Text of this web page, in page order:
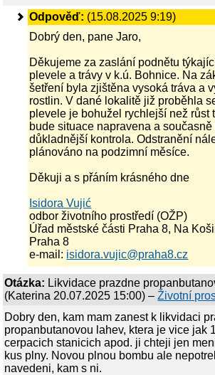
Odpověď: (15.08.2025 9:19)
Dobrý den, pane Jaro,
Děkujeme za zaslání podnětu
plevele a trávy v k.ú. Bohnice. Na
šetření byla zjištěna vysoká tráva a
rostlin. V dané lokalitě již proběhla
plevele je bohužel rychlejší než růst
bude situace napravena a
důkladnější kontrola. Odstranění
plánováno na podzimní měsíce.
Děkuji a s přáním krásného dne
Isidora Vujić
odbor životního prostředí (OŽP)
Úřad městské části Praha 8, Na
Praha 8
e-mail: isidora.vujic@praha8.cz
Otázka: Likvidace prazdne
(Katerina 20.07.2025 15:00) –Životní
Dobry den, kam mam zanest k likvidaci
propanbutanovou lahev, ktera je vice jak
cerpacich stanicich apod. ji chteji jen
kus plny. Novou plnou bombu ale
navedeni, kam s ni.